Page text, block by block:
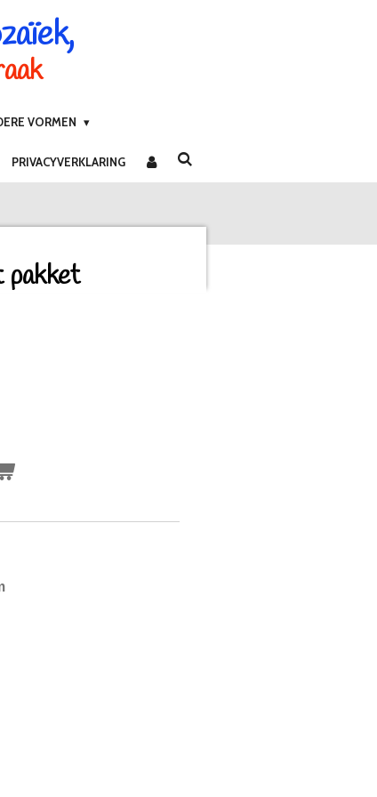
VORMEN
PRIVACYVERKLARING
pakket